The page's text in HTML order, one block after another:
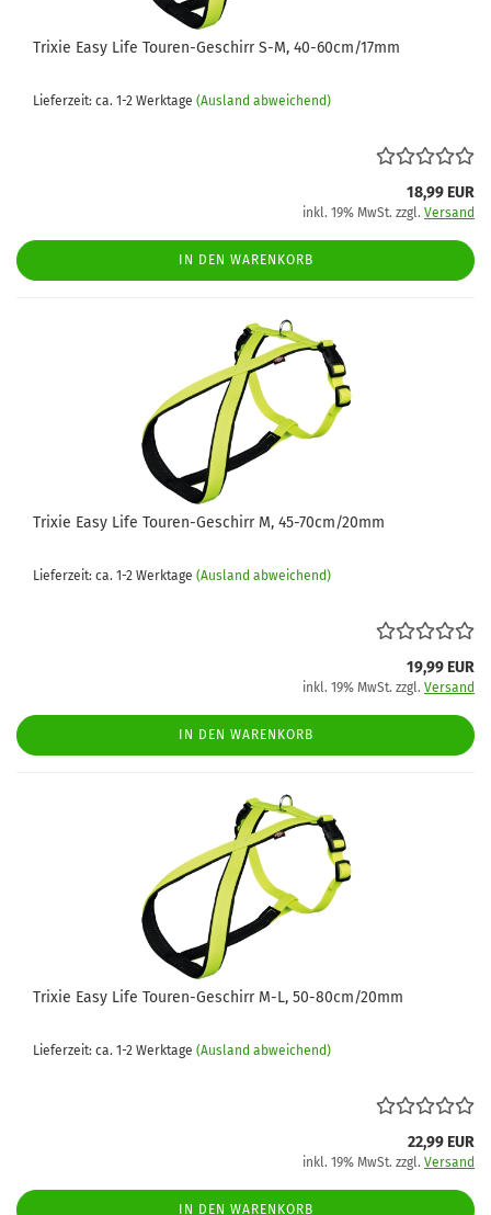
Trixie Easy Life Touren-Geschirr S-M, 40-60cm/17mm
Lieferzeit: ca. 1-2 Werktage (Ausland abweichend)
18,99 EUR
inkl. 19% MwSt. zzgl. Versand
IN DEN WARENKORB
Trixie Easy Life Touren-Geschirr M, 45-70cm/20mm
Lieferzeit: ca. 1-2 Werktage (Ausland abweichend)
19,99 EUR
inkl. 19% MwSt. zzgl. Versand
IN DEN WARENKORB
Trixie Easy Life Touren-Geschirr M-L, 50-80cm/20mm
Lieferzeit: ca. 1-2 Werktage (Ausland abweichend)
22,99 EUR
inkl. 19% MwSt. zzgl. Versand
IN DEN WARENKORB